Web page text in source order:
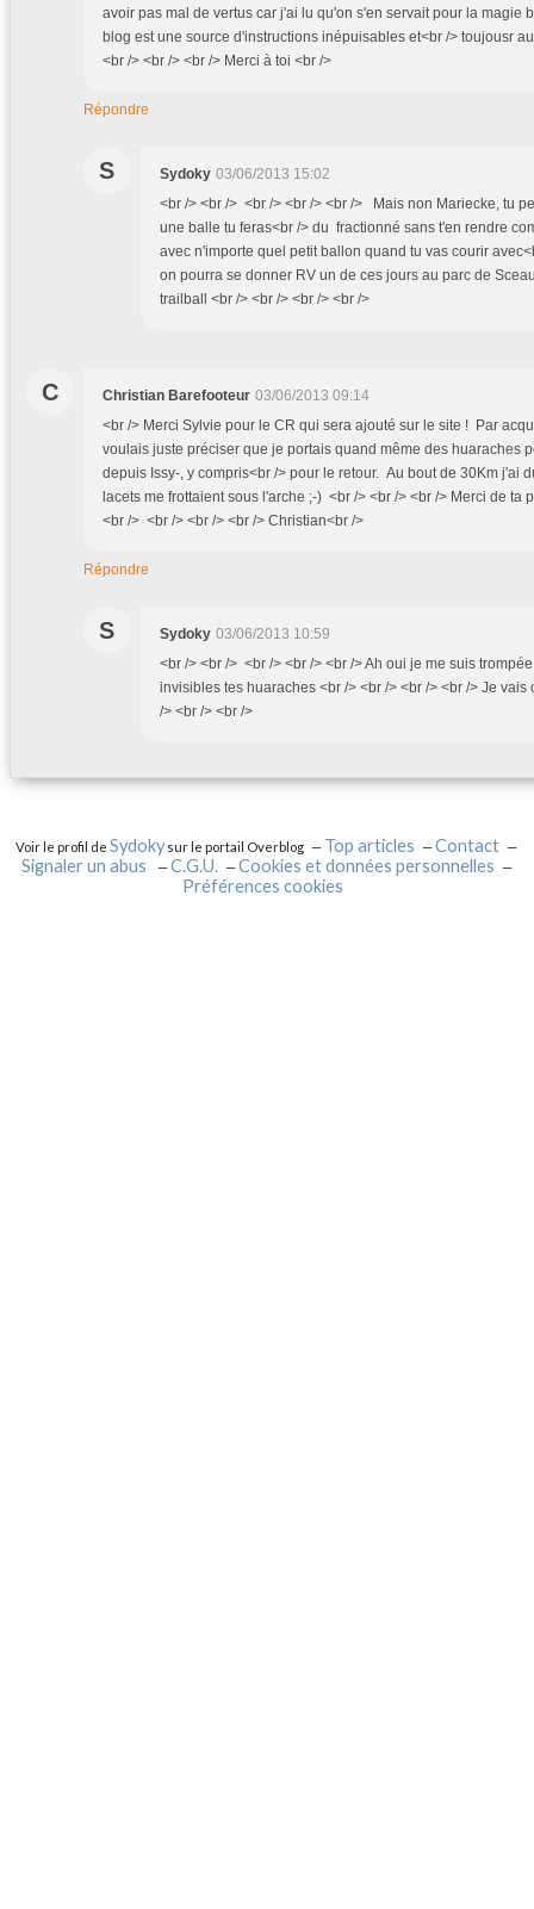
avoir pas mal de vertus car j'ai lu qu'on s'en servait pour la magie
blog est une source d'instructions inépuisables et<br /> toujousr
<br /> <br /> <br /> Merci à toi <br />
Répondre
S Sydoky 03/06/2013 15:02
<br /> <br /> <br /> <br /> <br /> Mais non Mariecke, tu
une balle tu feras<br /> du fractionné sans t'en rendre
avec n'importe quel petit ballon quand tu vas courir
on pourra se donner RV un de ces jours au parc de
trailball <br /> <br /> <br /> <br />
C Christian Barefooteur 03/06/2013 09:14
<br /> Merci Sylvie pour le CR qui sera ajouté sur le site ! Par
voulais juste préciser que je portais quand même des huaraches
depuis Issy-, y compris<br /> pour le retour. Au bout de 30Km j'ai
lacets me frottaient sous l'arche ;-) <br /> <br /> <br /> Merci de ta
<br /> <br /> <br /> <br /> Christian<br />
Répondre
S Sydoky 03/06/2013 10:59
<br /> <br /> <br /> <br /> <br /> Ah oui je me suis
invisibles tes huaraches <br /> <br /> <br /> <br /> Je vais
/> <br /> <br />
Voir le profil deSydokysur le portail Overblog Top articles
Contact
Signaler un abus
C.G.U.
Cookies et données personnelles
Préférences cookies